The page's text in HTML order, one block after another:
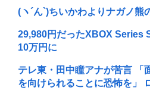
(ヽ´ん`) ちいかわよりナガノ熊
29,980円だったXBOX Series
10万円に
テレ東・田中瞳アナが苦言 「
を向けられることに恐怖を」